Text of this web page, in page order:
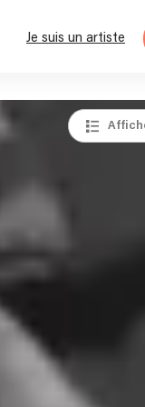
Je suis un artiste